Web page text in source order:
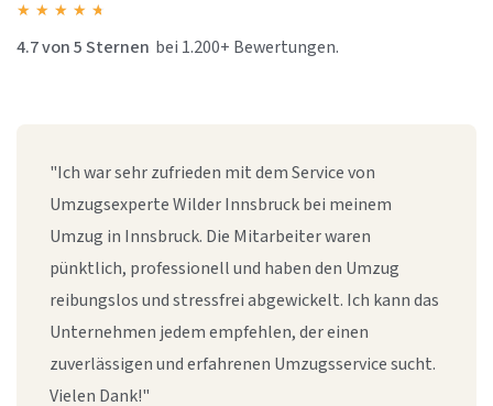
★ ★ ★ ★ ★
4.7 von 5 Sternen bei 1.200+ Bewertungen.
"Ich war sehr zufrieden mit dem Service von
Umzugsexperte Wilder Innsbruck bei meinem
Umzug in Innsbruck. Die Mitarbeiter waren
pünktlich, professionell und haben den Umzug
reibungslos und stressfrei abgewickelt. Ich kann das
Unternehmen jedem empfehlen, der einen
zuverlässigen und erfahrenen Umzugsservice sucht.
Vielen Dank!"